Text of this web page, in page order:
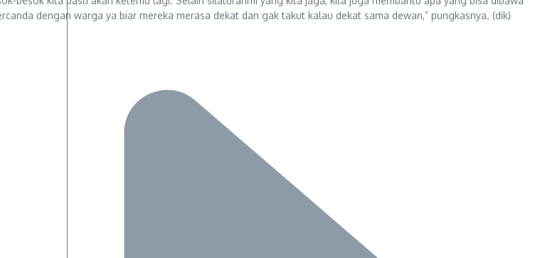
dengan warga ya biar mereka merasa dekat dan gak takut kalau dekat sama dewan,” pungkasnya. (dik)